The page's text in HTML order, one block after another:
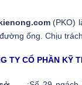
(PKO)
ống. Chịu
TY CỔ PHẦN KỸ